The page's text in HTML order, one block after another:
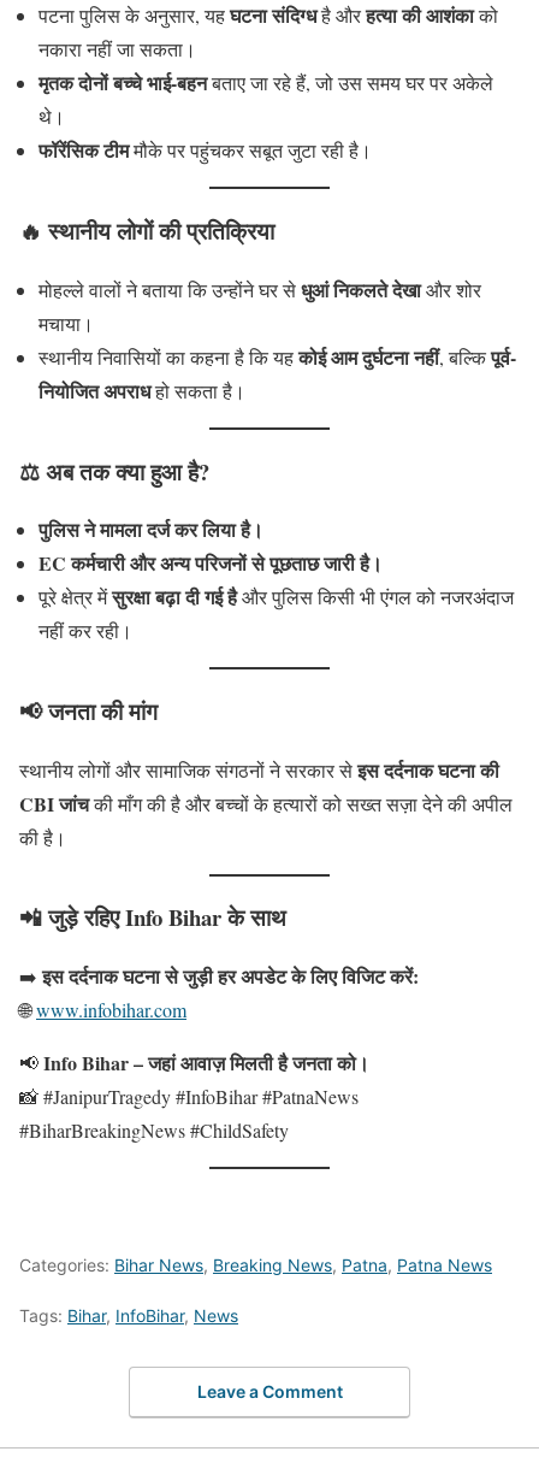
पटना पुलिस के अनुसार, यहघटना संदिग्धहै औरहत्या की आशंकाको
नकारा नहीं जा सकता।
मृतक दोनों बच्चे भाई-बहनबताए जा रहे हैं, जो उस समय घर पर अकेले
थे।
फॉरेंसिक टीममौके पर पहुंचकर सबूत जुटा रही है।
🔥स्थानीय लोगों की प्रतिक्रिया
मोहल्ले वालों ने बताया कि उन्होंने घर सेधुआं निकलते देखाऔर शोर
मचाया।
स्थानीय निवासियों का कहना है कि यहकोई आम दुर्घटना नहीं, बल्किपूर्व-
नियोजित अपराधहो सकता है।
⚖️अब तक क्या हुआ है?
पुलिस ने मामला दर्ज कर लिया है।
EC कर्मचारी और अन्य परिजनों से पूछताछ जारी है।
पूरे क्षेत्र मेंसुरक्षा बढ़ा दी गई हैऔर पुलिस किसी भी एंगल को नजरअंदाज
नहीं कर रही।
📢जनता की मांग
स्थानीय लोगों और सामाजिक संगठनों ने सरकार सेइस दर्दनाक घटना की
CBI जांचकी माँग की है और बच्चों के हत्यारों को सख्त सज़ा देने की अपील
की है।
📲जुड़े रहिए Info Bihar के साथ
➡️इस दर्दनाक घटना से जुड़ी हर अपडेट के लिए विजिट करें:
🌐www.infobihar.com
📢Info Bihar – जहां आवाज़ मिलती है जनता को।
📸 #JanipurTragedy #InfoBihar #PatnaNews
#BiharBreakingNews #ChildSafety
Categories: Bihar News, Breaking News, Patna, Patna News
Tags: Bihar, InfoBihar, News
Leave a Comment